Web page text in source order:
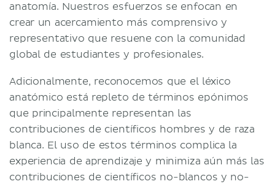
anatomía. Nuestros esfuerzos se enfocan en
crear un acercamiento más comprensivo y
representativo que resuene con la comunidad
global de estudiantes y profesionales.
Adicionalmente, reconocemos que el léxico
anatómico está repleto de términos epónimos
que principalmente representan las
contribuciones de científicos hombres y de raza
blanca. El uso de estos términos complica la
experiencia de aprendizaje y minimiza aún más las
contribuciones de científicos no-blancos y no-